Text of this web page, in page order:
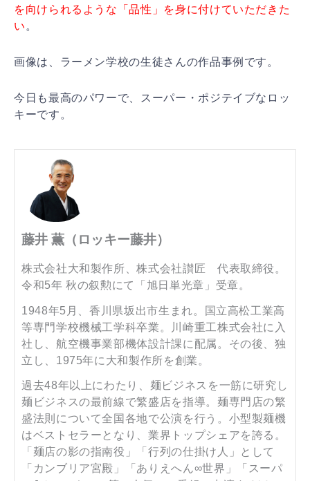
を向けられるような「品性」を身に付けていただきた
い 。
画像は、ラーメン学校の生徒さんの作品事例です。
今日も最高のパワーで、スーパー・ポジテイブなロッ
キーです。
藤井 薫（ロッキー藤井）
株式会社大和製作所、株式会社讃匠 代表取締役。
令和5年 秋の叙勲にて「旭日単光章」受章。
1948年5月、香川県坂出市生まれ。国立高松工業高
等専門学校機械工学科卒業。川崎重工株式会社に入
社し、航空機事業部機体設計課に配属。その後、独
立し、1975年に大和製作所を創業。
過去48年以上にわたり、麺ビジネスを一筋に研究し
麺ビジネスの最前線で繁盛店を指導。麺専門店の繁
盛法則について全国各地で公演を行う。小型製麺機
はベストセラーとなり、業界トップシェアを誇る。
「麺店の影の指南役」「行列の仕掛け人」として
「カンブリア宮殿」「ありえへん∞世界」「スーパ